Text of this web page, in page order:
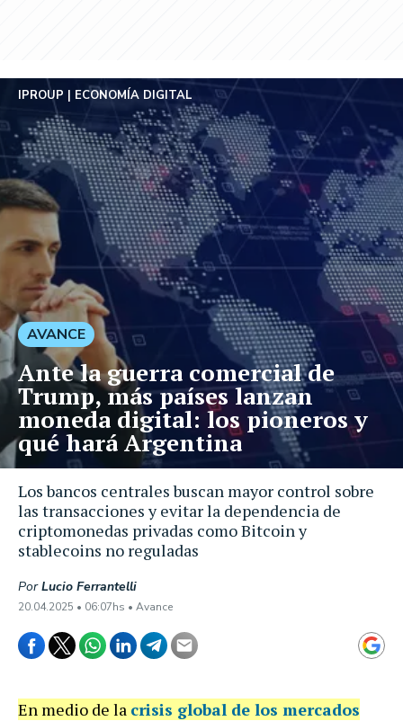
Los bancos centrales buscan mayor control sobre
las transacciones y evitar la dependencia de
criptomonedas privadas como Bitcoin y
stablecoins no reguladas
IPROUP ECONOMÍA DIGITAL
PorLucio Ferrantelli
20.04.2025 • 06:07hs • Avance
AVANCE
Ante la guerra comercial de
Trump, más países lanzan
moneda digital: los pioneros y
qué hará Argentina
En medio de la crisis global de los mercados